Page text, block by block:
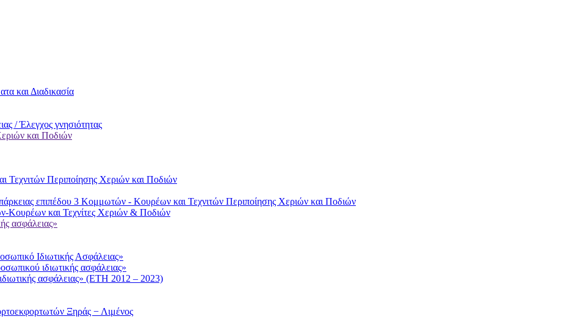
και Διαδικασία
/ Έλεγχος γνησιότητας
και Ποδιών
Περιποίησης Χεριών και Ποδιών
επιπέδου 3 Κομμωτών - Κουρέων και Τεχνιτών Περιποίησης Χεριών και Ποδιών
Κουρέων και Τεχνίτες Χεριών & Ποδιών
ασφάλειας»
Ιδιωτικής Ασφάλειας»
ιδιωτικής ασφάλειας»
ασφάλειας» (ΕΤΗ 2012 – 2023)
Ξηράς − Λιμένος